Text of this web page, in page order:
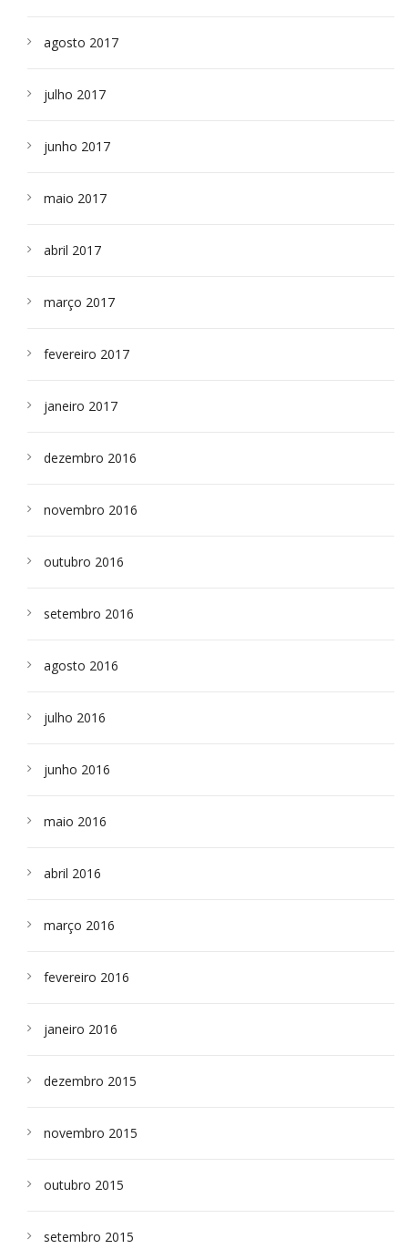
agosto 2017
julho 2017
junho 2017
maio 2017
abril 2017
março 2017
fevereiro 2017
janeiro 2017
dezembro 2016
novembro 2016
outubro 2016
setembro 2016
agosto 2016
julho 2016
junho 2016
maio 2016
abril 2016
março 2016
fevereiro 2016
janeiro 2016
dezembro 2015
novembro 2015
outubro 2015
setembro 2015